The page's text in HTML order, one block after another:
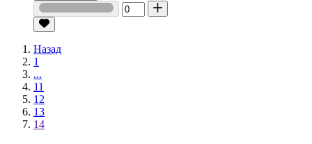
Назад
1
...
11
12
13
14